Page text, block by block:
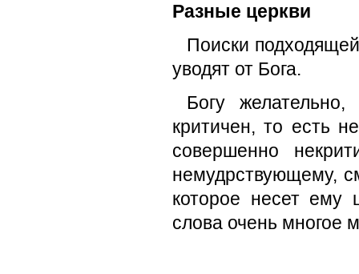
Разные церкви
Поиски
уводят от Бога.
Богу
критичен, то есть
совершенно
немудрствующему,
которое несет ему
слова очень многое